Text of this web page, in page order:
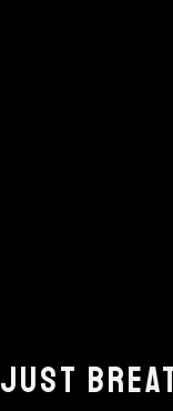
JUST